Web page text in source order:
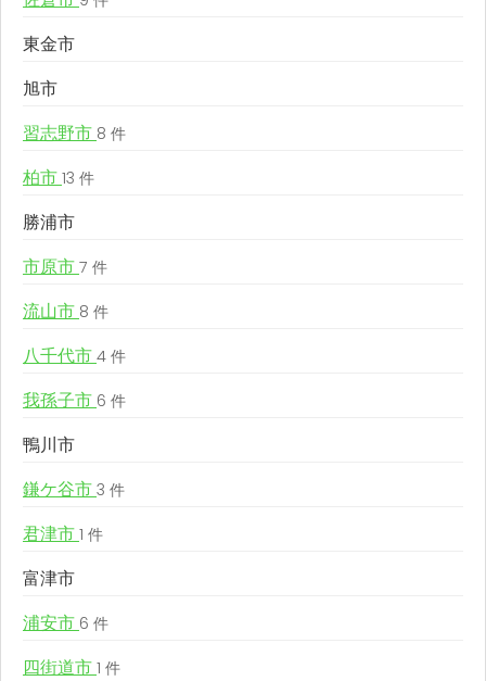
東金市
旭市
習志野市 8 件
柏市 13 件
勝浦市
市原市 7 件
流山市 8 件
八千代市 4 件
我孫子市 6 件
鴨川市
鎌ケ谷市 3 件
君津市 1 件
富津市
浦安市 6 件
四街道市 1 件